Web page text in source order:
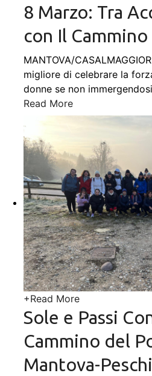
8 Marzo: Tra
con Il
MANTOVA/
migliore di celebrare la
donne se non
Read More
+Read More
Sole e Passi
Cammino del
Mantova-